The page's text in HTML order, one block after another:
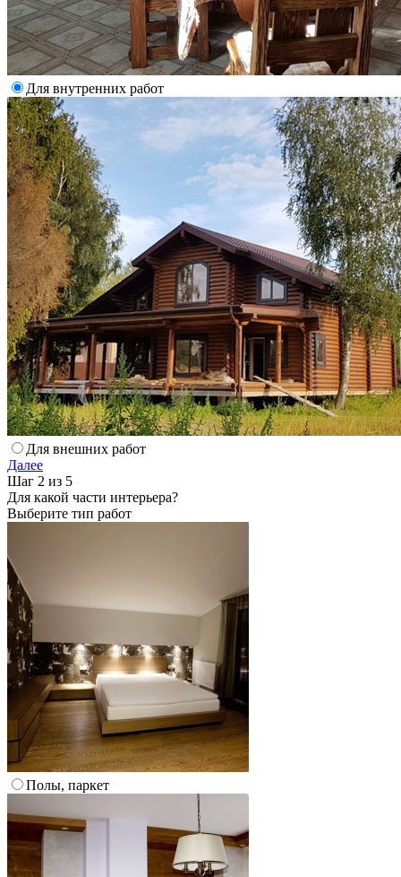
Для внутренних работ
Для внешних работ
Далее
Шаг 2 из 5
Для какой части интерьера?
Выберите тип работ
Полы, паркет